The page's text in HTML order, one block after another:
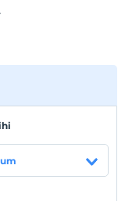
edilen
bir şekilde uyum
veya huzurlu
yataklar,
üzere konforlu
olanaklarla